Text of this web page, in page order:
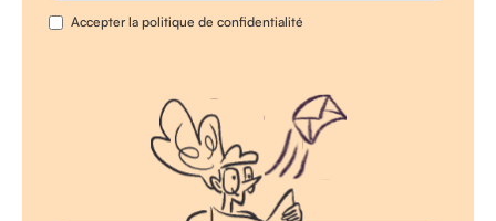
Accepter la politique de confidentialité